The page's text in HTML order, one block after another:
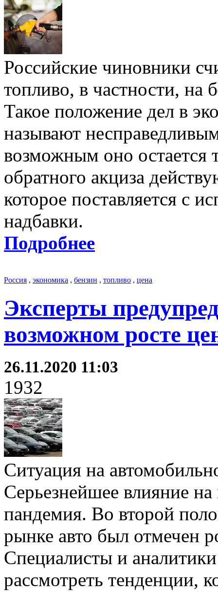
Российские чиновники
топливо, в частности, на
Такое положение дел в
называют
возможным оно остается
обратного акциза
которое поставляется с
надбавки.
Подробнее
Россия , экономика , бензин , топливо , цена
Эксперты
возможном росте
26.11.2020 11:03
1932
Ситуация на
Серьезнейшее влияние
пандемия. Во второй
рынке авто был отмечен
Специалисты и
рассмотреть тенденции,